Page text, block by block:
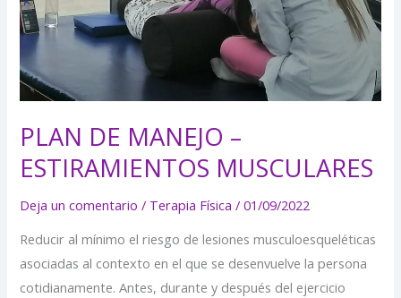
PLAN DE MANEJO –
ESTIRAMIENTOS MUSCULARES
Deja un comentario / Terapia Física /01/09/2022
Reducir al mínimo el riesgo de lesiones musculoesqueléticas
asociadas al contexto en el que se desenvuelve la persona
cotidianamente. Antes, durante y después del ejercicio